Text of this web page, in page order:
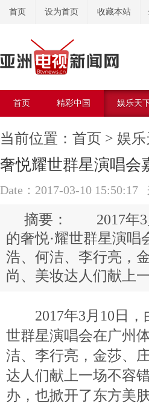
首页 设为首页 收藏本站
首页 精彩中国 娱乐天
美容美体
当前位置： 首页 > 娱乐
奢悦耀世群星演唱会
Date：2017-03-10
2017年3
的奢悦·耀世群星演
浩、何洁、李行亮，
尚、美妆达人们献上
2017年3月10日，
世群星演唱会在广州
洁、李行亮，金莎、
达人们献上一场不容
办，也掀开了东方美